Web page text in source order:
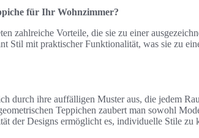
für Ihr Wohnzimmer?
zahlreiche Vorteile, die sie zu einer
Stil mit praktischer Funktionalität, was sie zu
durch ihre auffälligen Muster aus, die jedem
Teppichen zaubert man sowohl
der Designs ermöglicht es, individuelle Stile zu